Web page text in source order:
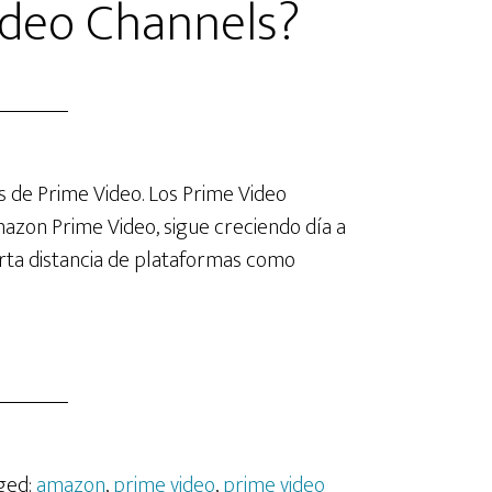
Channels?
Prime Video. Los Prime Video
Prime Video, sigue creciendo día a
distancia de plataformas como